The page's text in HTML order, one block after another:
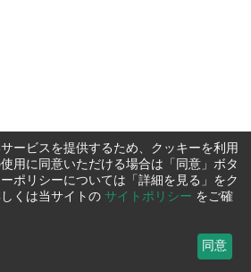
ービスを提供するため、クッキーを利用
用に同意いただける場合は「同意」ボタ
ポリシーについては「詳細を見る」をク
くは当サイトの サイトポリシー をご確
同意